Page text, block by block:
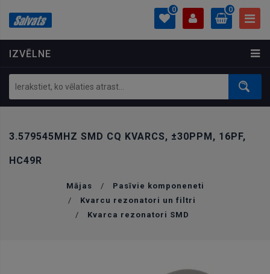
IZVĒLNE
0
PROFILS
Ielogoties
Izveidot kontu
0
0.00 €
3.579545MHZ SMD CQ KVARCS, ±30PPM, 16PF,
HC49R
Mājas /
Pasīvie komponeneti
/
Kvarcu rezonatori un filtri
/
Kvarca rezonatori SMD